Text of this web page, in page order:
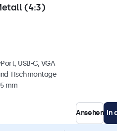
(4:3)
USB-C, VGA
Tischmontage
mm
Ansehen In